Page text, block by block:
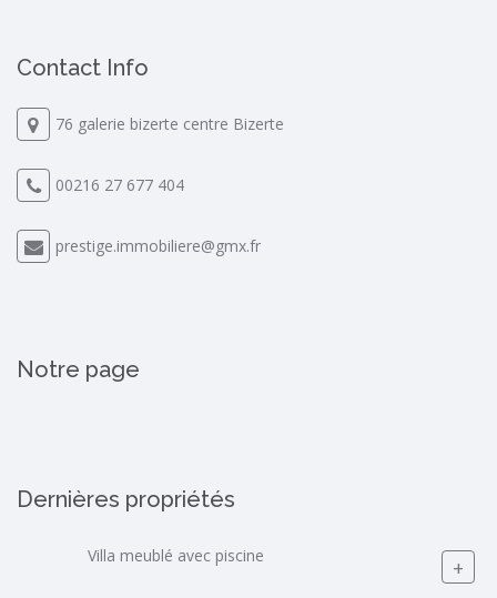
Contact Info
76 galerie bizerte centre Bizerte
00216 27 677 404
prestige.immobiliere@gmx.fr
Notre page
Dernières propriétés
Villa meublé avec piscine +